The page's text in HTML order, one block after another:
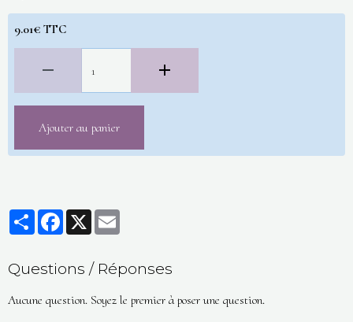
9.01€ TTC
Ajouter au panier
PartagerFacebookX
Questions / Réponses
Aucune question. Soyez le premier à poser une question.